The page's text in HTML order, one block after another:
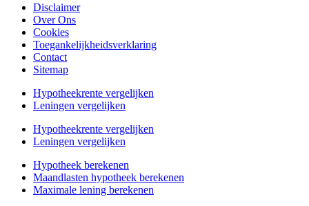
Disclaimer
Over Ons
Cookies
Toegankelijkheidsverklaring
Contact
Sitemap
Hypotheekrente vergelijken
Leningen vergelijken
Hypotheekrente vergelijken
Leningen vergelijken
Hypotheek berekenen
Maandlasten hypotheek berekenen
Maximale lening berekenen